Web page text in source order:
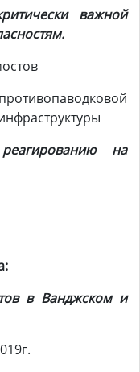
важной
на
в Ванджском и